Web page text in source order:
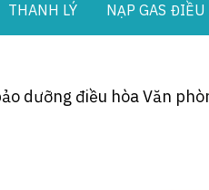
THANH LÝ NẠP GAS ĐIỀU
dưỡng điều hòa Văn